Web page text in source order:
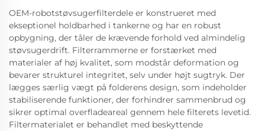
OEM-robotstøvsugerfilterdele er konstrueret med
ekseptionel holdbarhed i tankerne og har en robust
opbygning, der tåler de krævende forhold ved almindelig
støvsugerdrift. Filterrammerne er forstærket med
materialer af høj kvalitet, som modstår deformation og
bevarer strukturel integritet, selv under højt sugtryk. Der
lægges særlig vægt på folderens design, som indeholder
stabiliserende funktioner, der forhindrer sammenbrud og
sikrer optimal overfladeareal gennem hele filterets levetid.
Filtermaterialet er behandlet med beskyttende